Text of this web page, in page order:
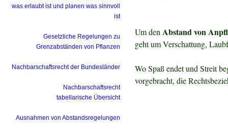
Um den Abstand von
geht um Verschattung,
Wo Spaß endet und Streit
vorgebracht, die
was erlaubt ist und planen was sinnvoll
ist
Gesetzliche Regelungen zu
Grenzabständen von Pflanzen
Nachbarschaftsrecht der Bundesländer
Nachbarschaftsrecht
tabellarische Übersicht
Ausnahmen von Abstandsregelungen